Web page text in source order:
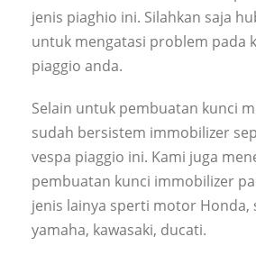
jenis piaghio ini. Silahkan saja
untuk mengatasi problem pada
piaggio anda.
Selain untuk pembuatan kunci
sudah bersistem immobilizer
vespa piaggio ini. Kami juga
pembuatan kunci immobilizer
jenis lainya sperti motor Honda,
yamaha, kawasaki, ducati.